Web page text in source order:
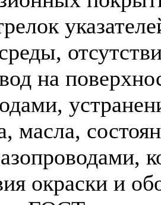
на
масла,
окраски и